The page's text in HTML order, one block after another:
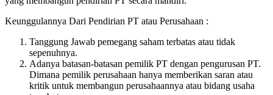
Keunggulannya Dari Pendirian PT atau Perusahaan :
Tanggung Jawab pemegang saham terbatas atau tidak
sepenuhnya.
Adanya batasan-batasan pemilik PT dengan pengurusan PT.
Dimana pemilik perusahaan hanya memberikan saran atau
kritik untuk membangun perusahaannya atau bidang usaha